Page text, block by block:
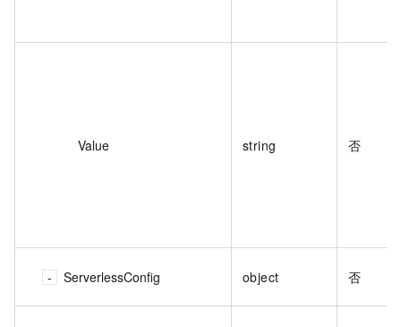
Value string 否
ServerlessConfig object 否